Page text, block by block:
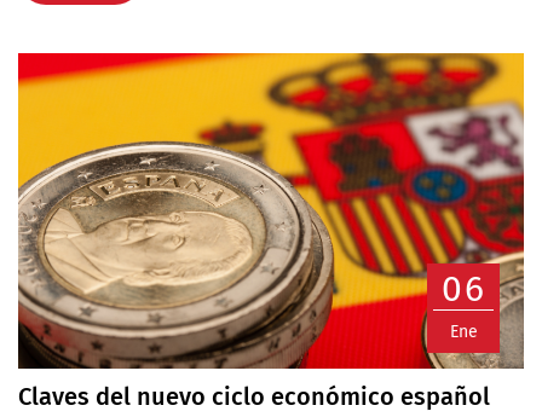
06
Ene
Claves del nuevo ciclo económico español